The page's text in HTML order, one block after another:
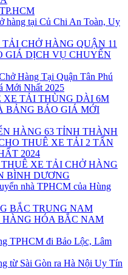
hàng tại Củ Chi An Toàn, Uy
CHỞ HÀNG QUẬN 11
GIÁ DỊCH VỤ CHUYỂN
Hàng Tại Quận Tân Phú
Mới Nhất 2025
XE TẢI THÙNG DÀI 6M
BẢNG BÁO GIÁ MỚI
HÀNG 63 TỈNH THÀNH
THUÊ XE TẢI 2 TẤN
2024
XE TẢI CHỞ HÀNG
BÌNH DƯƠNG
nhà TPHCM của Hùng
BẮC TRUNG NAM
HÓA BẮC NAM
TPHCM đi Bảo Lộc, Lâm
từ Sài Gòn ra Hà Nội Uy Tín